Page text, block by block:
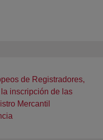
de Registradores,
inscripción de las
Mercantil